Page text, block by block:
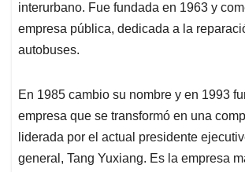
interurbano. Fue fundada en 1963 y
empresa pública, dedicada a la
autobuses.
En 1985 cambio su nombre y en 1993
empresa que se transformó en una
liderada por el actual presidente
general, Tang Yuxiang. Es la empresa